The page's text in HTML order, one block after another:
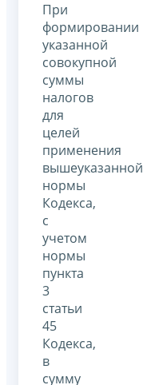
При
формировании
указанной
совокупной
суммы
налогов
для
целей
применения
вышеуказанной
нормы
Кодекса,
с
учетом
нормы
пункта
3
статьи
45
Кодекса,
в
сумму